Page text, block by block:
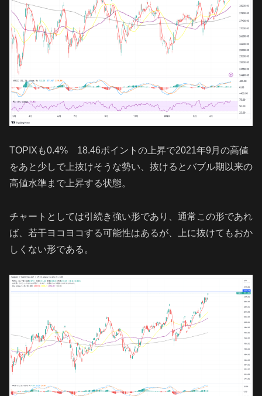
TOPIXも0.4% 18.46ポイントの上昇で2021年9月の高値
をあと少しで上抜けそうな勢い、抜けるとバブル期以来の
高値水準まで上昇する状態。
チャートとしては引続き強い形であり、通常この形であれ
ば、若干ヨコヨコする可能性はあるが、上に抜けてもおか
しくない形である。